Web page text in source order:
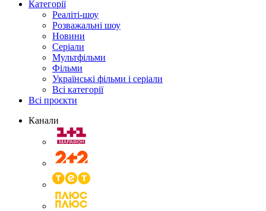
Категорії
Реаліті-шоу
Розважальні шоу
Новини
Серіали
Мультфільми
Фільми
Українські фільми і серіали
Всі категорії
Всі проєкти
Канали